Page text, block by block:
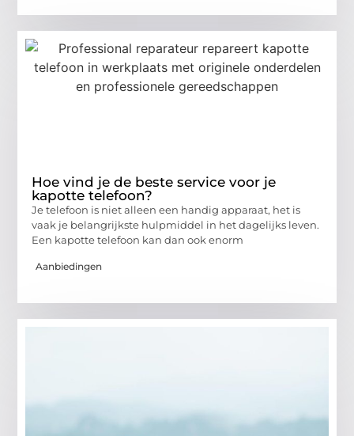
Hoe vind je de beste service voor je
kapotte telefoon?
Je telefoon is niet alleen een handig apparaat, het is
vaak je belangrijkste hulpmiddel in het dagelijks leven.
Een kapotte telefoon kan dan ook enorm
Aanbiedingen